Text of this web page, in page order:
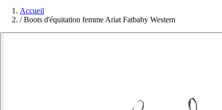
Accueil
/ Boots d'équitation femme Ariat Fatbaby Western